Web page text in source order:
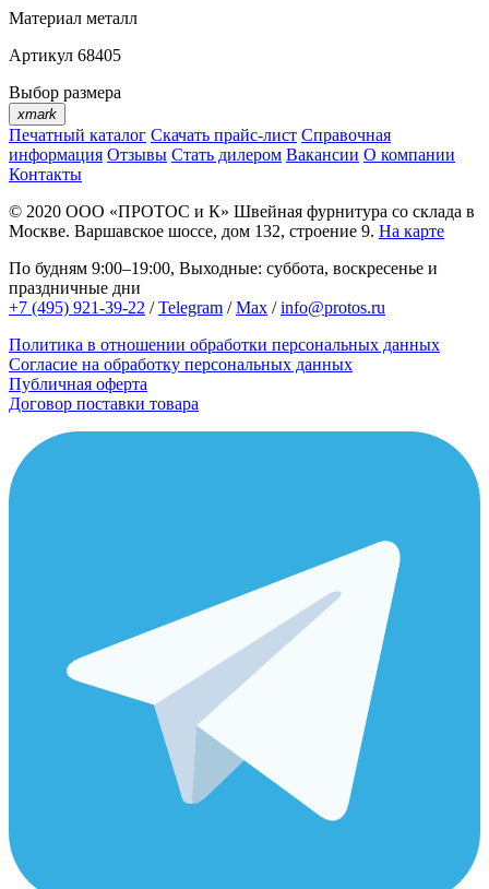
Материал металл
Артикул 68405
Выбор размера
xmark
Печатный каталог Скачать прайс-лист Справочная
информация Отзывы Стать дилером Вакансии О компании
Контакты
© 2020 ООО «ПРОТОС и К» Швейная фурнитура со склада в
Москве. Варшавское шоссе, дом 132, строение 9. На карте
По будням 9:00–19:00, Выходные: суббота, воскресенье и
праздничные дни
+7 (495) 921-39-22 /Telegram /Max /info@protos.ru
Политика в отношении обработки персональных данных
Согласие на обработку персональных данных
Публичная оферта
Договор поставки товара